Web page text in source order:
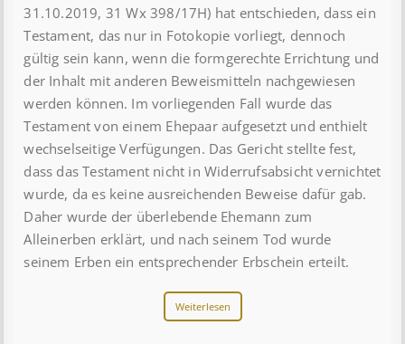
31.10.2019, 31 Wx 398/17H) hat entschieden, dass ein
Testament, das nur in Fotokopie vorliegt, dennoch
gültig sein kann, wenn die formgerechte Errichtung und
der Inhalt mit anderen Beweismitteln nachgewiesen
werden können. Im vorliegenden Fall wurde das
Testament von einem Ehepaar aufgesetzt und enthielt
wechselseitige Verfügungen. Das Gericht stellte fest,
dass das Testament nicht in Widerrufsabsicht vernichtet
wurde, da es keine ausreichenden Beweise dafür gab.
Daher wurde der überlebende Ehemann zum
Alleinerben erklärt, und nach seinem Tod wurde
seinem Erben ein entsprechender Erbschein erteilt.
Weiterlesen